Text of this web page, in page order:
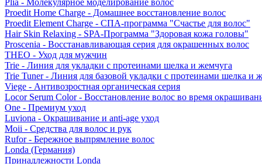
Plia - Молекулярное моделирование волос
Proedit Home Charge - Домашнее восстановление волос
Proedit Element Charge - СПА-программа "Счастье для волос"
Hair Skin Relaxing - SPA-Программа "Здоровая кожа головы"
Proscenia - Восстанавливающая серия для окрашенных волос
THEO - Уход для мужчин
Trie - Линия для укладки с протеинами шелка и жемчуга
Trie Tuner - Линия для базовой укладки с протеинами шелка и
Viege - Антивозростная органическая серия
Locor Serum Color - Восстановление волос во время
One - Премиум уход
Luviona - Окрашивание и anti-age уход
Moii - Средства для волос и рук
Rufor - Бережное выпрямление волос
Londa (Германия)
Принадлежности Londa